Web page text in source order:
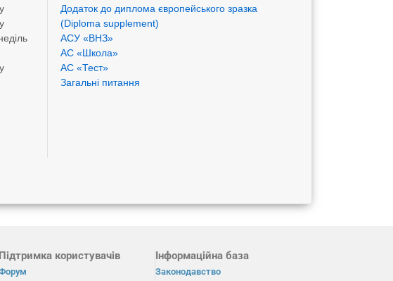
Додаток до диплома європейського зразка
(Diploma supplement)
АСУ «ВНЗ»
АС «Школа»
АС «Тест»
Загальні питання
Підтримка користувачів Інформаційна база
Законодавство